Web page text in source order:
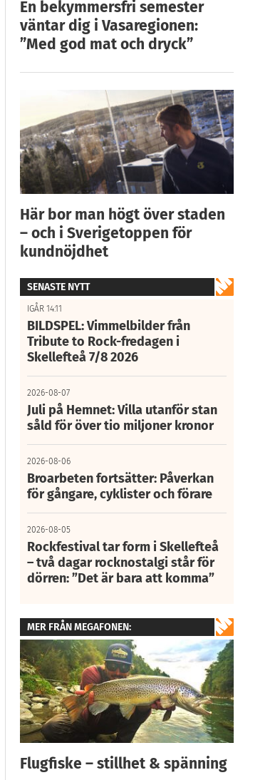
En bekymmersfri semester
väntar dig i Vasaregionen:
”Med god mat och dryck”
Här bor man högt över staden
– och i Sverigetoppen för
kundnöjdhet
SENASTE NYTT
IGÅR 14:11
BILDSPEL: Vimmelbilder från
Tribute to Rock-fredagen i
Skellefteå 7/8 2026
2026-08-07
Juli på Hemnet: Villa utanför stan
såld för över tio miljoner kronor
2026-08-06
Broarbeten fortsätter: Påverkan
för gångare, cyklister och förare
2026-08-05
Rockfestival tar form i Skellefteå
– två dagar rocknostalgi står för
dörren: ”Det är bara att komma”
MER FRÅN MEGAFONEN:
Flugfiske – stillhet & spänning